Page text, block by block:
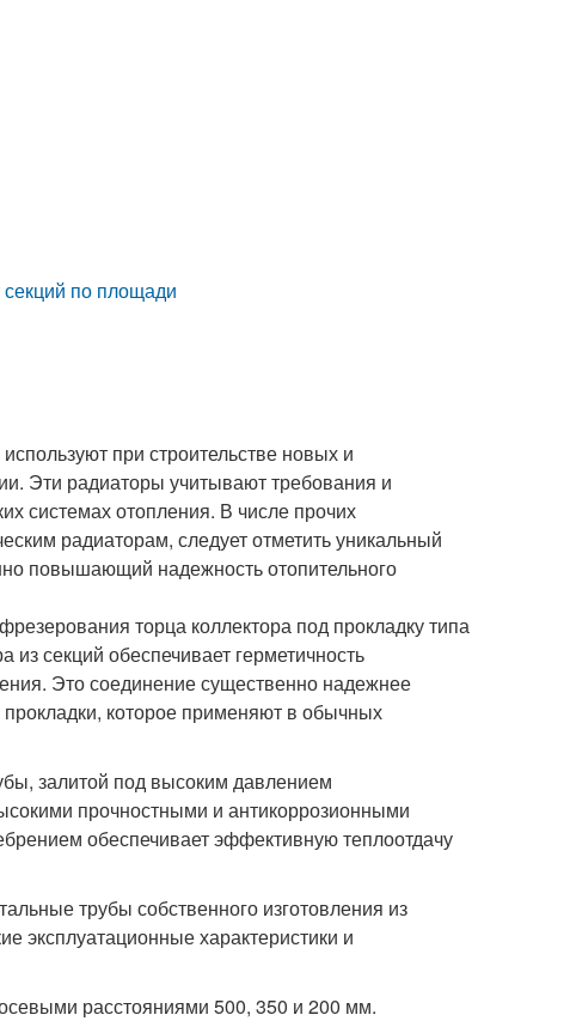
по площади
при строительстве новых и
Эти радиаторы учитывают требования и
системах отопления. В числе прочих
радиаторам, следует отметить уникальный
повышающий надежность отопительного
торца коллектора под прокладку типа
секций обеспечивает герметичность
Это соединение существенно надежнее
которое применяют в обычных
залитой под высоким давлением
прочностными и антикоррозионными
обеспечивает эффективную теплоотдачу
трубы собственного изготовления из
эксплуатационные характеристики и
расстояниями 500, 350 и 200 мм.